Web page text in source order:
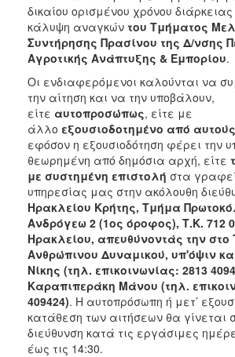
δικαίου ορισμένου χρόνου
κάλυψη αναγκών του Τμήματος
Συντήρησης Πρασίνου της Δ/νσης
Αγροτικής Ανάπτυξης & Εμπορίου.
Οι ενδιαφερόμενοι καλούνται να
την αίτηση και να την υποβάλουν,
είτε αυτοπροσώπως, είτε με
άλλο εξουσιοδοτημένο από
εφόσον η εξουσιοδότηση φέρει την
θεωρημένη από δημόσια αρχή, είτε
με συστημένη επιστολή στα
υπηρεσίας μας στην ακόλουθη
Ηρακλείου Κρήτης, Τμήμα
Ανδρόγεω 2 (1ος όροφος), Τ.Κ. 712
Ηρακλείου, απευθύνοντάς την
Ανθρώπινου Δυναμικού, υπ'όψιν
Νίκης (τηλ. επικοινωνίας: 2813
Καραπιπεράκη Μάνου (τηλ.
409424). Η αυτοπρόσωπη ή μετ’
κατάθεση των αιτήσεων θα γίνεται
διεύθυνση κατά τις εργάσιμες
έως τις 14:30.